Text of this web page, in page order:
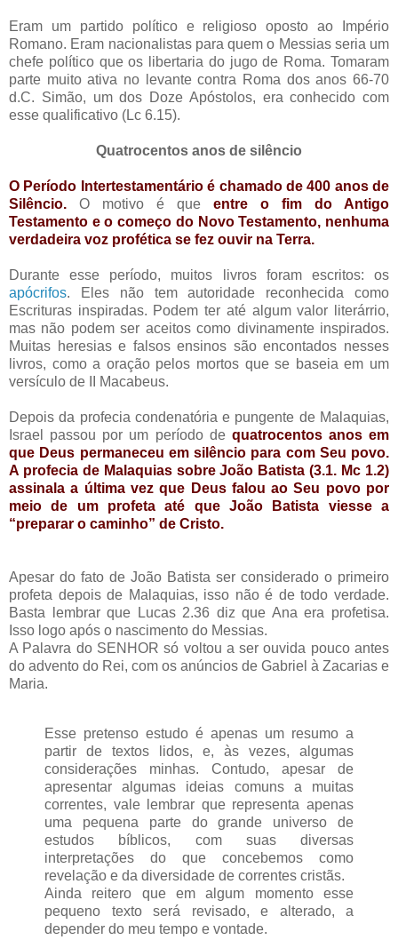
Eram um partido político e religioso oposto ao Império
Romano. Eram nacionalistas para quem o Messias seria um
chefe político que os libertaria do jugo de Roma. Tomaram
parte muito ativa no levante contra Roma dos anos 66-70
d.C. Simão, um dos Doze Apóstolos, era conhecido com
esse qualificativo (Lc 6.15).
Quatrocentos anos de silêncio
O Período Intertestamentário é chamado de 400 anos de
Silêncio. O motivo é que entre o fim do Antigo
Testamento e o começo do Novo Testamento, nenhuma
verdadeira voz profética se fez ouvir na Terra.
Durante esse período, muitos livros foram escritos: os
apócrifos. Eles não tem autoridade reconhecida como
Escrituras inspiradas. Podem ter até algum valor literárrio,
mas não podem ser aceitos como divinamente inspirados.
Muitas heresias e falsos ensinos são encontados nesses
livros, como a oração pelos mortos que se baseia em um
versículo de II Macabeus.
Depois da profecia condenatória e pungente de Malaquias,
Israel passou por um período de quatrocentos anos em
que Deus permaneceu em silêncio para com Seu povo.
A profecia de Malaquias sobre João Batista (3.1. Mc 1.2)
assinala a última vez que Deus falou ao Seu povo por
meio de um profeta até que João Batista viesse a
“preparar o caminho” de Cristo.
Apesar do fato de João Batista ser considerado o primeiro
profeta depois de Malaquias, isso não é de todo verdade.
Basta lembrar que Lucas 2.36 diz que Ana era profetisa.
Isso logo após o nascimento do Messias.
A Palavra do SENHOR só voltou a ser ouvida pouco antes
do advento do Rei, com os anúncios de Gabriel à Zacarias e
Maria.
Esse pretenso estudo é apenas um resumo a
partir de textos lidos, e, às vezes, algumas
considerações minhas. Contudo, apesar de
apresentar algumas ideias comuns a muitas
correntes, vale lembrar que representa apenas
uma pequena parte do grande universo de
estudos bíblicos, com suas diversas
interpretações do que concebemos como
revelação e da diversidade de correntes cristãs.
Ainda reitero que em algum momento esse
pequeno texto será revisado, e alterado, a
depender do meu tempo e vontade.